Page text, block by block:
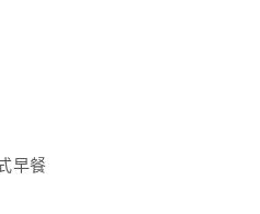
早餐